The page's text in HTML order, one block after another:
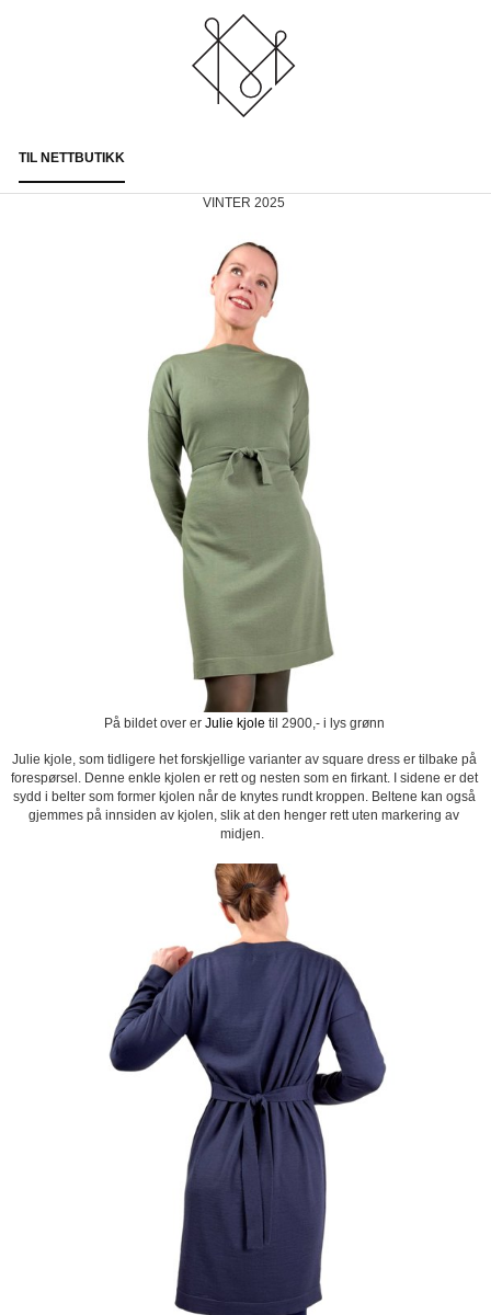
TIL NETTBUTIKK
VINTER 2025
På bildet over er Julie kjole til 2900,- i lys grønn
Julie kjole, som tidligere het forskjellige varianter av square dress er tilbake på
forespørsel. Denne enkle kjolen er rett og nesten som en firkant. I sidene er det
sydd i belter som former kjolen når de knytes rundt kroppen. Beltene kan også
gjemmes på innsiden av kjolen, slik at den henger rett uten markering av
midjen.